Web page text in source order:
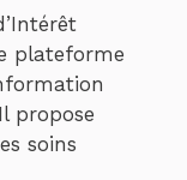
plateforme
propose
soins